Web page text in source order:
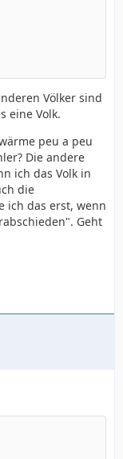
Völker sind
eine Volk.
peu a peu
Die andere
ich das Volk in
die
ich das erst, wenn
Geht